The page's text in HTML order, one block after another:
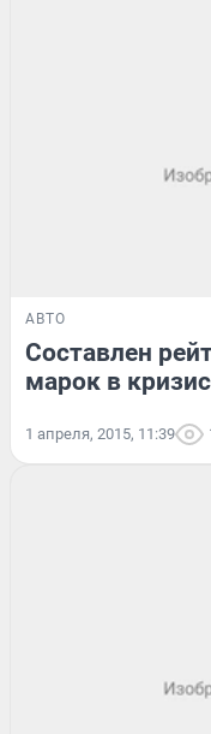
АВТО
Составлен
марок в кризис
1 апреля, 2015, 11:39